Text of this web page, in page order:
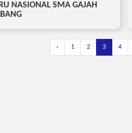
NASIONAL SMA GAJAH
‹ 1 2 3 4